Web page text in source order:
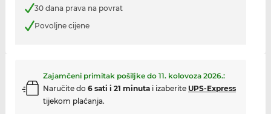
30 dana prava na povrat
Povoljne cijene
Zajamčeni primitak pošiljke do 11. kolovoza 2026.:
Naručite do 6 sati i 21 minutai izaberite UPS-Express
tijekom plaćanja.